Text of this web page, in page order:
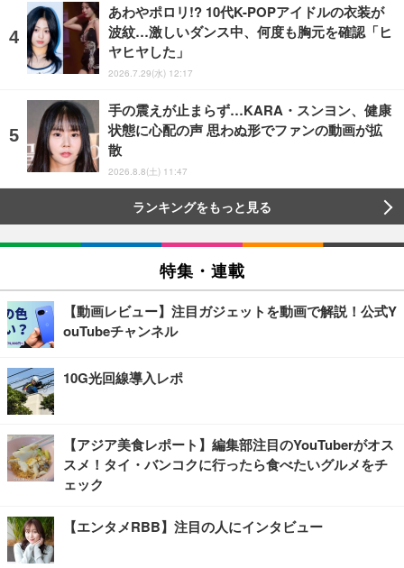
あわやポロリ!? 10代K-POPアイドルの衣装が
波紋…激しいダンス中、何度も胸元を確認「ヒ
ヤヒヤした」
2026.7.29(水) 12:17
手の震えが止まらず…KARA・スンヨン、健康
状態に心配の声 思わぬ形でファンの動画が拡
散
2026.8.8(土) 11:47
ランキングをもっと見る
特集・連載
【動画レビュー】注目ガジェットを動画で解説！公式Y
ouTubeチャンネル
10G光回線導入レポ
【アジア美食レポート】編集部注目のYouTuberがオス
スメ！タイ・バンコクに行ったら食べたいグルメをチ
ェック
【エンタメRBB】注目の人にインタビュー